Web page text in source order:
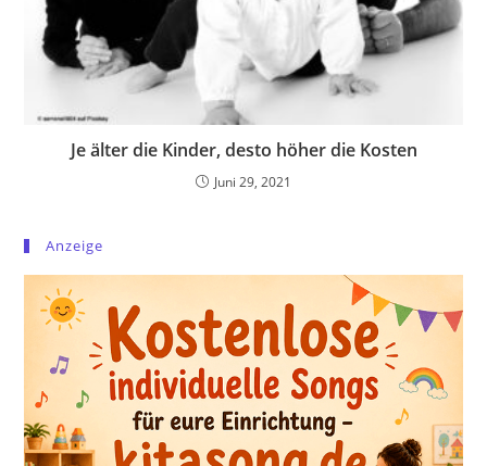
Je älter die Kinder, desto höher die Kosten
Juni 29, 2021
Anzeige